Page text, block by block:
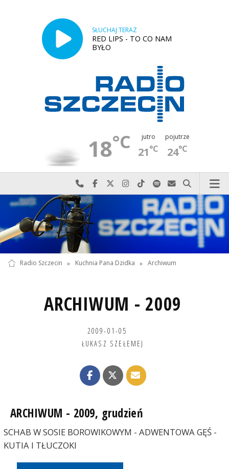
SŁUCHAJ TERAZ
RED LIPS - TO CO NAM
BYŁO
18°C jutro
21°C
pojutrze
24°C
Najlepiej po prostu do nas zadzwoń
Odwiedź nas na Facebook-u
Odwiedź nas na X
Odwiedź nas na Instagram-ie
Odwiedź nas na TikTok-u
Szukaj nas na Spotify
Wyślij do nas
Szukaj
Radio Szczecin » Kuchnia Pana Dzidka » Archiwum
ARCHIWUM - 2009
2009-01-05
ŁUKASZ SZEŁEMEJ
ARCHIWUM - 2009, grudzień
SCHAB W SOSIE BOROWIKOWYM - ADWENTOWA GĘŚ -
KUTIA I TŁUCZOKI